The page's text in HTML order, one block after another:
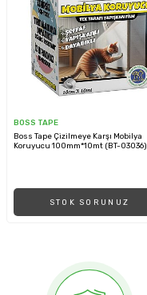
BOSS TAPE
Boss Tape Çizilmeye Karşı Mobilya
Koruyucu 100mm*10mt (BT-03036)
STOK SORUNUZ